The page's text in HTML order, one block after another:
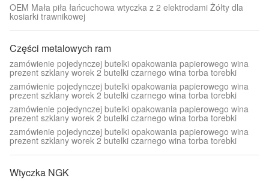
OEM Mała piła łańcuchowa wtyczka z 2 elektrodami Żółty dla
kosiarki trawnikowej
Części metalowych ram
zamówienie pojedynczej butelki opakowania papierowego wina
prezent szklany worek 2 butelki czarnego wina torba torebki
zamówienie pojedynczej butelki opakowania papierowego wina
prezent szklany worek 2 butelki czarnego wina torba torebki
zamówienie pojedynczej butelki opakowania papierowego wina
prezent szklany worek 2 butelki czarnego wina torba torebki
zamówienie pojedynczej butelki opakowania papierowego wina
prezent szklany worek 2 butelki czarnego wina torba torebki
Wtyczka NGK